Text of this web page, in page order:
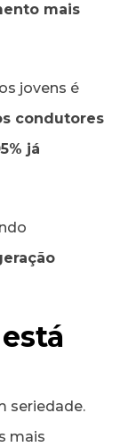
mais
jovens é
condutores
já
seriedade.
mais